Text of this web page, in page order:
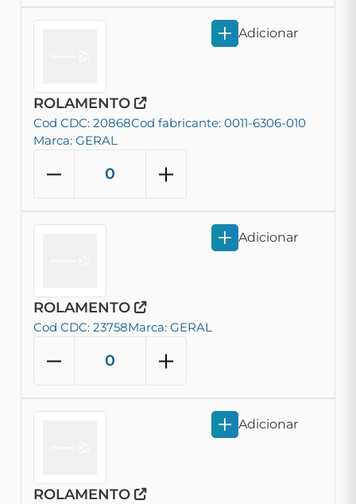
ROLAMENTO
Cod CDC: 20868Cod fabricante: 0011-6306-010
Marca: GERAL
Adicionar
ROLAMENTO
Cod CDC: 23758Marca: GERAL
Adicionar
ROLAMENTO
Adicionar